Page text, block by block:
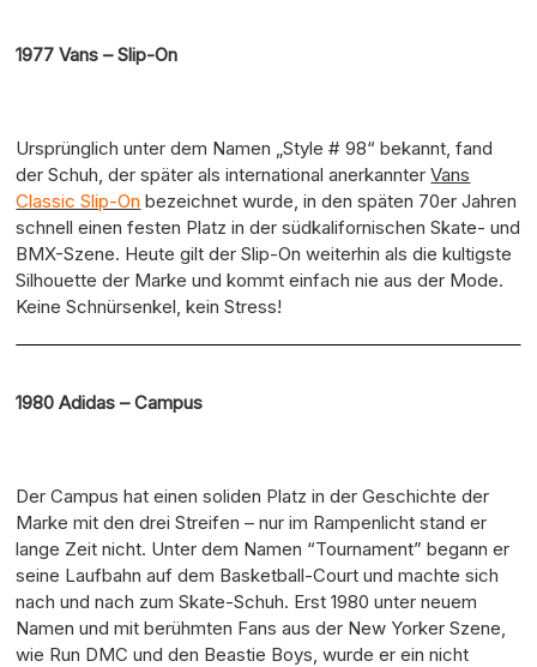
1977 Vans – Slip-On
Ursprünglich unter dem Namen „Style # 98“ bekannt, fand
der Schuh, der später als international anerkannterVans
Classic Slip-On bezeichnet wurde, in den späten 70er Jahren
schnell einen festen Platz in der südkalifornischen Skate- und
BMX-Szene. Heute gilt der Slip-On weiterhin als die kultigste
Silhouette der Marke und kommt einfach nie aus der Mode.
Keine Schnürsenkel, kein Stress!
1980 Adidas – Campus
Der Campus hat einen soliden Platz in der Geschichte der
Marke mit den drei Streifen – nur im Rampenlicht stand er
lange Zeit nicht. Unter dem Namen “Tournament” begann er
seine Laufbahn auf dem Basketball-Court und machte sich
nach und nach zum Skate-Schuh. Erst 1980 unter neuem
Namen und mit berühmten Fans aus der New Yorker Szene,
wie Run DMC und den Beastie Boys, wurde er ein nicht